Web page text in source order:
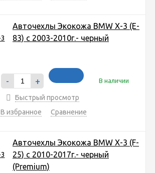
Авточехлы Экокожа BMW X-3 (E-
83) с 2003-2010г.- черный
- + В наличии
Быстрый просмотр
В избранное
Сравнение
Авточехлы Экокожа BMW X-3 (F-
25) с 2010-2017г.- черный
(Premium)